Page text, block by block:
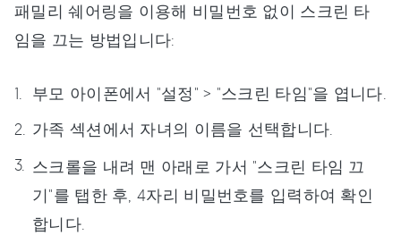
패밀리 쉐어링을 이용해 비밀번호 없이 스크린 타
임을 끄는 방법입니다:
부모 아이폰에서 "설정" > "스크린 타임"을 엽니다.
가족 섹션에서 자녀의 이름을 선택합니다.
스크롤을 내려 맨 아래로 가서 "스크린 타임 끄
기"를 탭한 후, 4자리 비밀번호를 입력하여 확인
합니다.